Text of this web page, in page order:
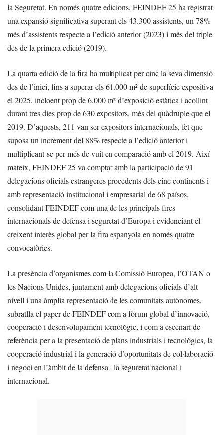
la Seguretat. En només quatre edicions, FEINDEF 25 ha registrat
una expansió significativa superant els 43.300 assistents, un 78%
més d’assistents respecte a l’edició anterior (2023) i més del triple
des de la primera edició (2019).
La quarta edició de la fira ha multiplicat per cinc la seva dimensió
des de l’inici, fins a superar els 61.000 m² de superfície expositiva
el 2025, incloent prop de 6.000 m² d’exposició estàtica i acollint
durant tres dies prop de 630 expositors, més del quàdruple que el
2019. D’aquests, 211 van ser expositors internacionals, fet que
suposa un increment del 88% respecte a l’edició anterior i
multiplicant-se per més de vuit en comparació amb el 2019. Així
mateix, FEINDEF 25 va comptar amb la participació de 91
delegacions oficials estrangeres procedents dels cinc continents i
amb representació institucional i empresarial de 68 països,
consolidant FEINDEF com una de les principals fires
internacionals de defensa i seguretat d’Europa i evidenciant el
creixent interès global per la fira espanyola en només quatre
convocatòries.
La presència d’organismes com la Comissió Europea, l’OTAN o
les Nacions Unides, juntament amb delegacions oficials d’alt
nivell i una àmplia representació de les comunitats autònomes,
subratlla el paper de FEINDEF com a fòrum global d’innovació,
cooperació i desenvolupament tecnològic, i com a escenari de
referència per a la presentació de plans industrials i tecnològics, la
cooperació industrial i la generació d’oportunitats de col·laboració
i negoci en l’àmbit de la defensa i la seguretat nacional i
internacional.